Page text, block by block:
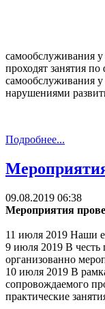
самообслуживания
проходят занятия
самообслуживания
нарушениями
Подробнее...
09.08.2019 06:38
Мероприятия
11 июля 2019 Наши
9 июля 2019 В честь
организованно
10 июля 2019 В
сопровождаемого
практические